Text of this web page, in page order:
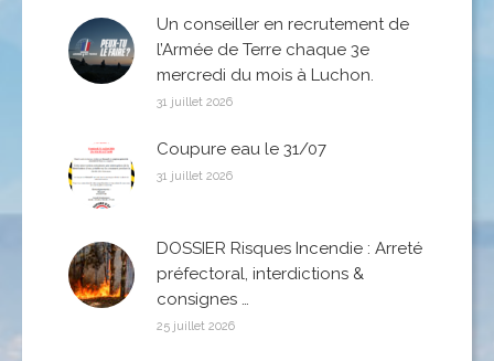
Un conseiller en recrutement de
l’Armée de Terre chaque 3e
mercredi du mois à Luchon.
31 juillet 2026
Coupure eau le 31/07
31 juillet 2026
DOSSIER Risques Incendie : Arreté
préfectoral, interdictions &
consignes …
25 juillet 2026